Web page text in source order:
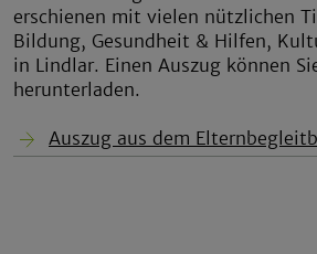
erschienen mit vielen nützlichen
Bildung, Gesundheit & Hilfen,
in Lindlar. Einen Auszug können
herunterladen.
Auszug aus dem